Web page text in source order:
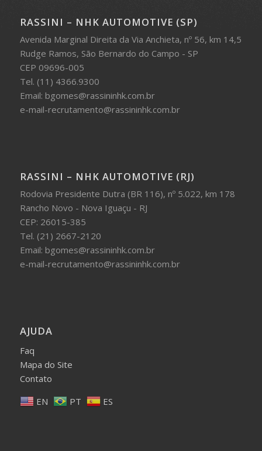
RASSINI – NHK AUTOMOTIVE (SP)
Avenida Marginal Direita da Via Anchieta, nº 56, km 14,5
Rudge Ramos, São Bernardo do Campo - SP
CEP 09696-005
Tel. (11) 4366.9300
Email: bgomes@rassininhk.com.br
e-mail-recrutamento@rassininhk.com.br
RASSINI – NHK AUTOMOTIVE (RJ)
Rodovia Presidente Dutra (BR 116), nº 5.022, km 178
Rancho Novo - Nova Iguaçu - RJ
CEP: 26015-385
Tel. (21) 2667-2120
Email: bgomes@rassininhk.com.br
e-mail-recrutamento@rassininhk.com.br
AJUDA
Faq
Mapa do Site
Contato
EN
PT ES